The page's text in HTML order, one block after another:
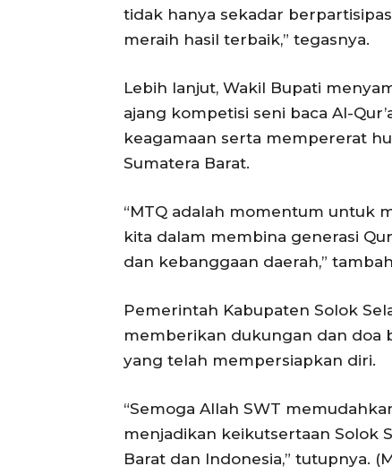
tidak hanya sekadar
meraih hasil terbaik,” tegasnya.
Lebih lanjut, Wakil Bupati
ajang kompetisi seni baca Al-
keagamaan serta mempererat
Sumatera Barat.
“MTQ adalah momentum untuk
kita dalam membina generasi
dan kebanggaan daerah,”
Pemerintah Kabupaten Solok
memberikan dukungan dan doa
yang telah mempersiapkan diri.
“Semoga Allah SWT
menjadikan keikutsertaan Solok
Barat dan Indonesia,” tutupnya.